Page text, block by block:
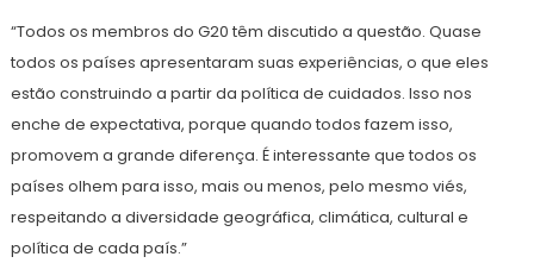
“Todos os membros do G20 têm discutido a questão. Quase
todos os países apresentaram suas experiências, o que eles
estão construindo a partir da política de cuidados. Isso nos
enche de expectativa, porque quando todos fazem isso,
promovem a grande diferença. É interessante que todos os
países olhem para isso, mais ou menos, pelo mesmo viés,
respeitando a diversidade geográfica, climática, cultural e
política de cada país.”